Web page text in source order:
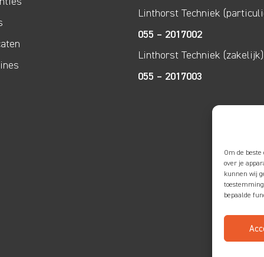
Om de
over je
kunnen wij
bepaalde
Linthorst Techniek
055 – 2017002
Linthorst Techniek (zakelijk)
055 – 2017003